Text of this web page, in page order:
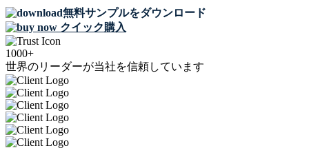
無料サンプルをダウンロード
クイック購入
1000+
世界のリーダーが当社を信頼しています